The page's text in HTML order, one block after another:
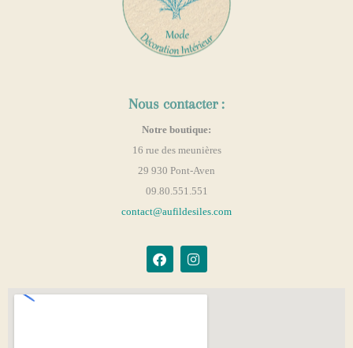
Nous contacter :
Notre boutique:
16 rue des meunières
29 930 Pont-Aven
09.80.551.551
contact@aufildesiles.com